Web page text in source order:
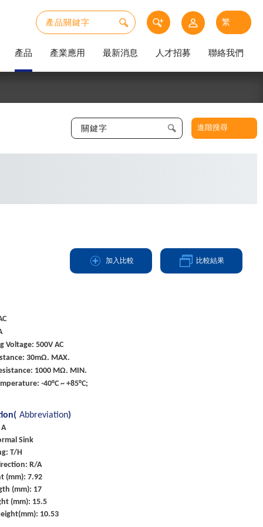
產品 產業應用 最新消息 人才招募 聯絡我們
進階搜尋
加入比較 比較結果
Voltage: 500V AC
30mΩ. MAX.
1000 MΩ. MIN.
-40°C ~ +85°C;
Abbreviation)
Sink
T/H
R/A
(mm): 7.92
(mm): 17
(mm): 15.5
10.53